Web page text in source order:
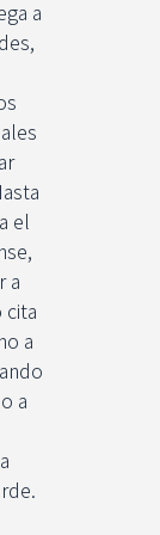
a
el
a
a
a